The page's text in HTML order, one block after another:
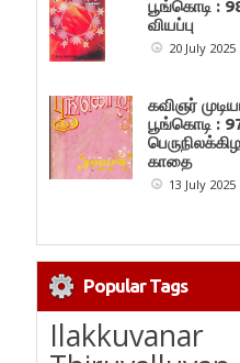
பூங்கொடி :
வியப்பு
20 July 2025
கவிஞர்
பூங்கொடி :
காதை
13 July 2025
Popular Tags
Ilakkuvanar